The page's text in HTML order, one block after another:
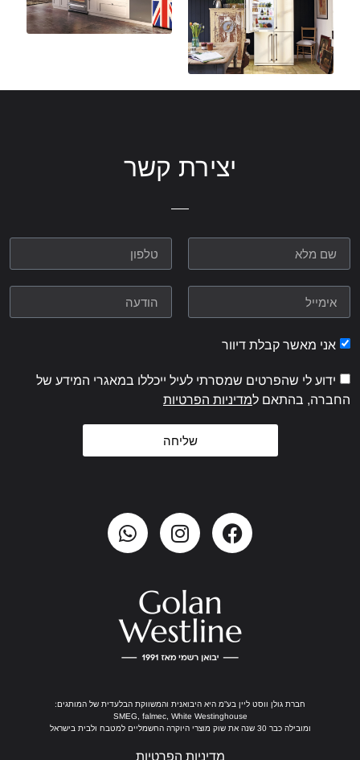
יצירת קשר
אני מאשר קבלת דיוור
ידוע לי שהפרטים שמסרתי לעיל ייכללו במאגרי המידע של
החברה, בהתאם למדיניות הפרטיות
שליחה
חברת גולן ווסט ליין בע”מ היא היבואנית והמשווקת הבלעדית של המותגים:
SMEG, falmec, White Westinghouse
ומובילה כבר 30 שנה את שוק מוצרי היוקרה החשמליים למטבח ולבית בישראל
מדיניות הפרטיות